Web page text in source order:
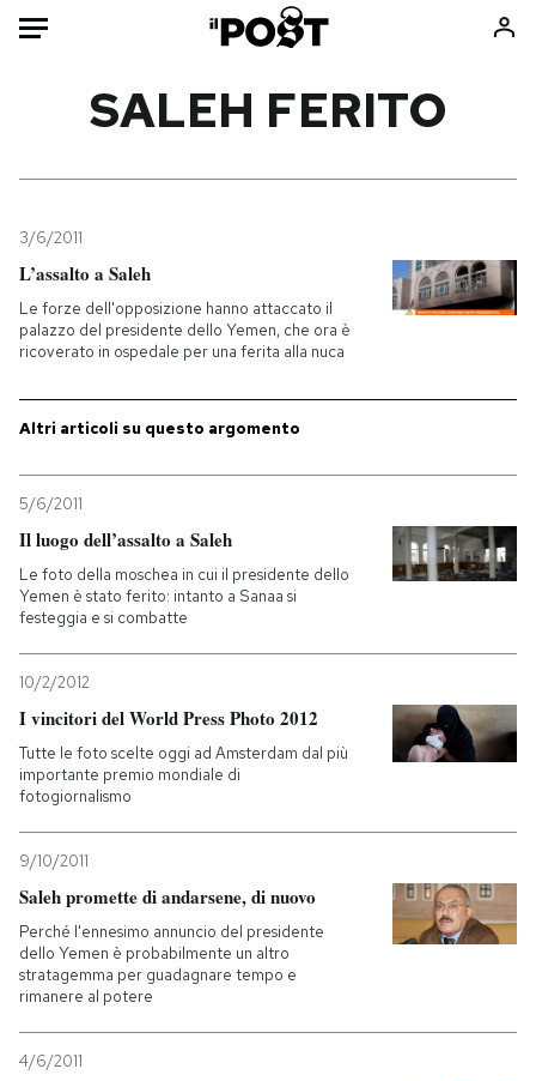
Mondo
Politica
Tecnologia
Internet
Sport
Storie/Idee
Ok Boomer!
Mondiali calcio 2026
PODCAST
I MIEI PREFERITI
CALENDARIO
AREA PERSONALE
Entra
SALEH FERITO
3/6/2011
L’assalto a Saleh
Le forze dell'opposizione hanno attaccato il
palazzo del presidente dello Yemen, che ora è
ricoverato in ospedale per una ferita alla nuca
Altri articoli su questo argomento
5/6/2011
Il luogo dell’assalto a Saleh
Le foto della moschea in cui il presidente dello
Yemen è stato ferito: intanto a Sanaa si
festeggia e si combatte
10/2/2012
I vincitori del World Press Photo 2012
Tutte le foto scelte oggi ad Amsterdam dal più
importante premio mondiale di
fotogiornalismo
9/10/2011
Saleh promette di andarsene, di nuovo
Perché l'ennesimo annuncio del presidente
dello Yemen è probabilmente un altro
stratagemma per guadagnare tempo e
rimanere al potere
4/6/2011